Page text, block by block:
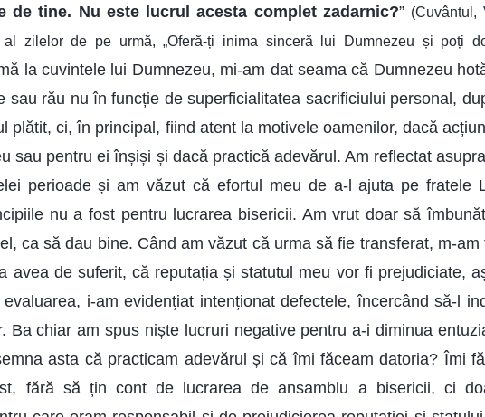
de tine. Nu este lucrul acesta complet zadarnic?” (Cuvântul,
zilelor de pe urmă, „Oferă-ți inima sinceră lui Dumnezeu și poți
la cuvintele lui Dumnezeu, mi-am dat seama că Dumnezeu
sau rău nu în funcție de superficialitatea sacrificiului personal,
plătit, ci, în principal, fiind atent la motivele oamenilor, dacă
sau pentru ei înșiși și dacă practică adevărul. Am reflectat
perioade și am văzut că efortul meu de a-l ajuta pe fratele
nu a fost pentru lucrarea bisericii. Am vrut doar să
ca să dau bine. Când am văzut că urma să fie transferat, m-am
avea de suferit, că reputația și statutul meu vor fi prejudiciate,
i-am evidențiat intenționat defectele, încercând să-l
Ba chiar am spus niște lucruri negative pentru a-i diminua
asta că practicam adevărul și că îmi făceam datoria? Îmi
fără să țin cont de lucrarea de ansamblu a bisericii, ci